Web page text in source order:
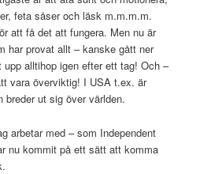
feta såser och läsk m.m.m.m.
att få det att fungera. Men nu är
har provat allt – kanske gått ner
alltihop igen efter ett tag! Och –
vara överviktig! I USA t.ex. är
breder ut sig över världen.
arbetar med – som Independent
nu kommit på ett sätt att komma